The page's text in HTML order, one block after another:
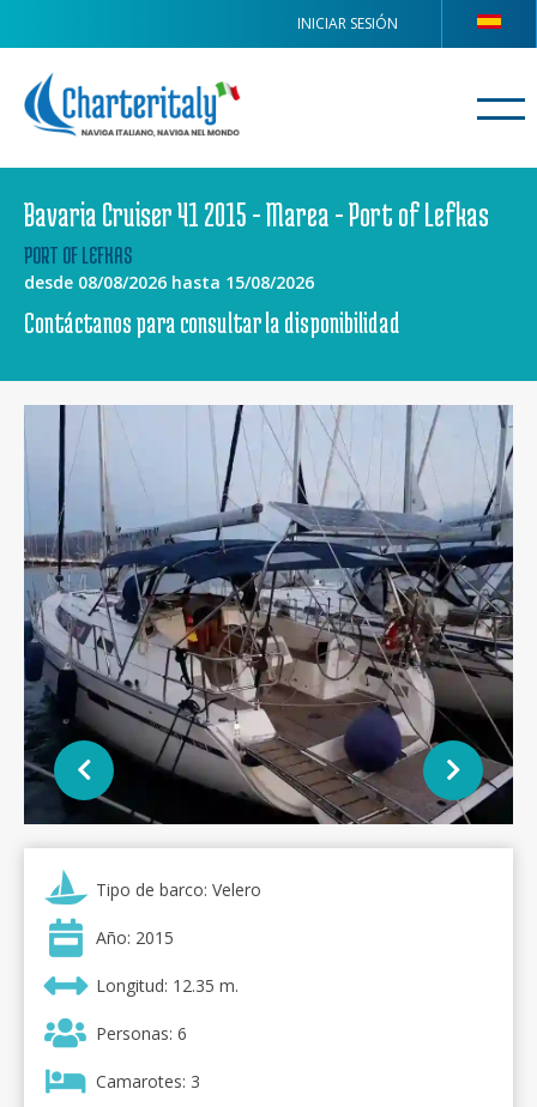
INICIAR SESIÓN
Bavaria Cruiser 41 2015 - Marea - Port of Lefkas
PORT OF LEFKAS
desde 08/08/2026 hasta 15/08/2026
Contáctanos para consultar la disponibilidad
Tipo de barco: Velero
Año: 2015
Longitud: 12.35 m.
Personas: 6
Camarotes: 3